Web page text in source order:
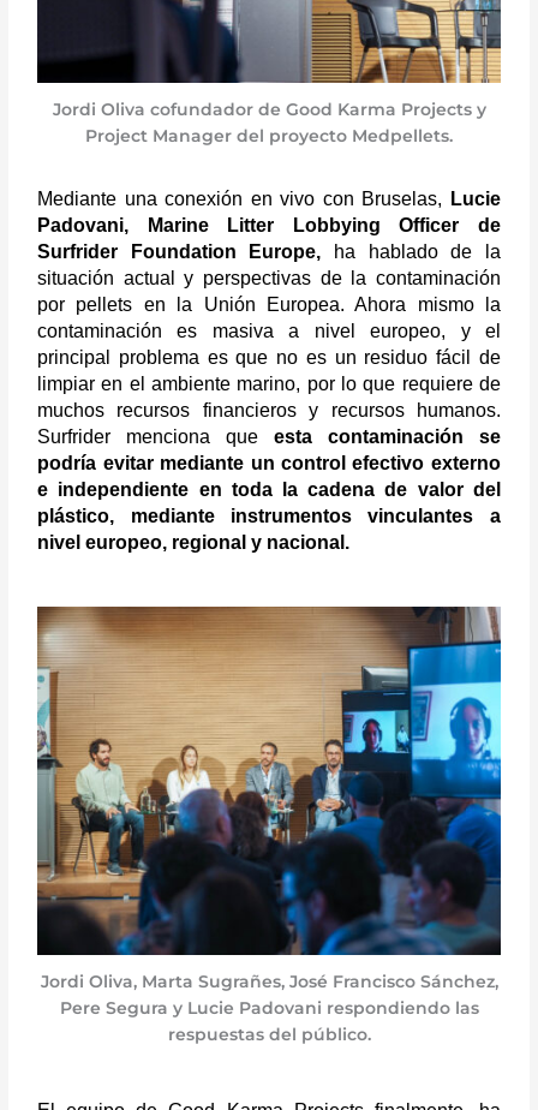
Jordi Oliva cofundador de Good Karma Projects y
Project Manager del proyecto Medpellets.
Mediante una conexión en vivo con Bruselas,
Lucie
Padovani, Marine Litter Lobbying Officer de
Surfrider Foundation Europe,
ha hablado de la
situación actual y perspectivas de la contaminación
por pellets en la Unión Europea. Ahora mismo la
contaminación es masiva a nivel europeo, y el
principal problema es que no es un residuo fácil de
limpiar en el ambiente marino, por lo que requiere de
muchos recursos financieros y recursos humanos.
Surfrider menciona que esta contaminación se
podría evitar mediante un control efectivo externo
e independiente en toda la cadena de valor del
plástico, mediante instrumentos vinculantes a
nivel europeo, regional y nacional.
Jordi Oliva, Marta Sugrañes, José Francisco Sánchez,
Pere Segura y Lucie Padovani respondiendo las
respuestas del público.